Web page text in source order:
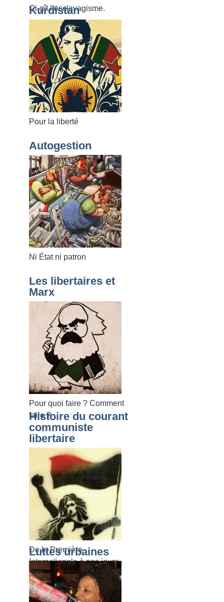
Ci-gît l’esclavagisme.
Kurdistan
Pour la liberté
Autogestion
Ni État ni patron
Les libertaires et
Marx
Pour quoi faire ? Comment
faire ?
Histoire du courant
communiste
libertaire
De la Première
Internationale à nos jours.
Luttes urbaines